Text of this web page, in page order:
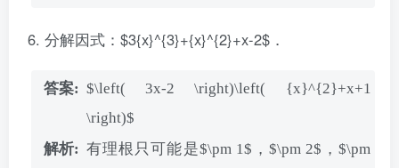
分解因式：$3{x}^{3}+{x}^{2}+x-2$．
$\left( 3x-2 \right)\left( {x}^{2}+x+1
\right)$
有理根只可能是$\pm 1$，$\pm 2$，$\pm